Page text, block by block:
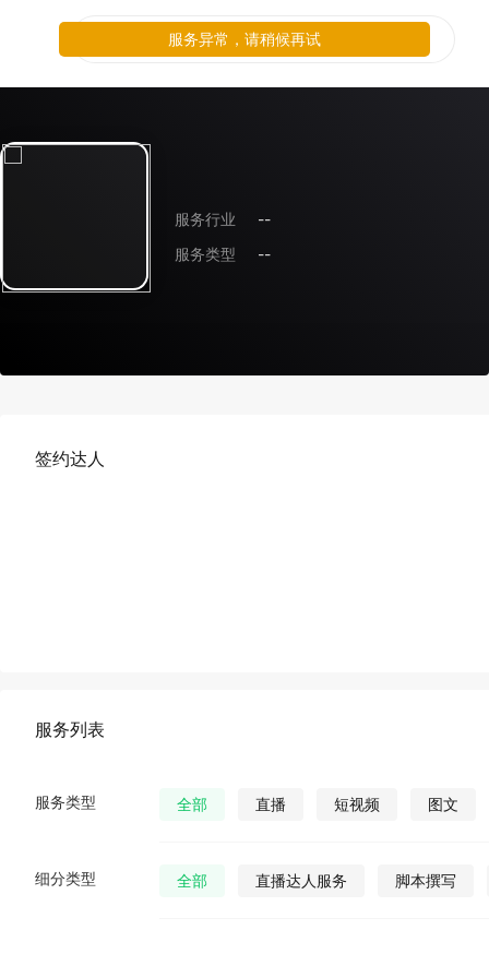
服务行业
--
服务类型
--
签约达人
服务列表
服务类型 全部 直播 短视频 图文
细分类型 全部 直播达人服务 脚本撰写
服务异常，请稍候再试